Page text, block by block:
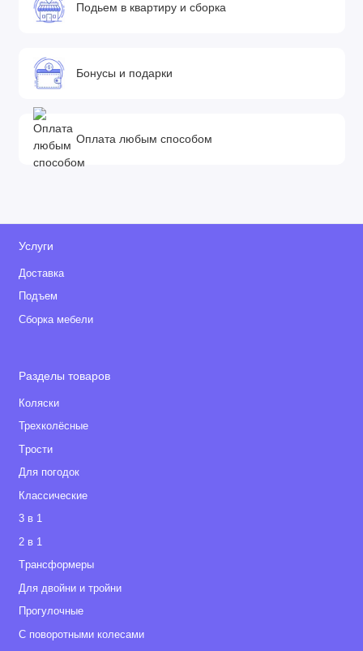
Подьем в квартиру и сборка
Бонусы и подарки
Оплата любым способом
Услуги
Доставка
Подъем
Сборка мебели
Разделы товаров
Коляски
Трехколёсные
Tрости
Для погодок
Классические
3 в 1
2 в 1
Tрансформеры
Для двойни и тройни
Прогулочные
С поворотными колесами